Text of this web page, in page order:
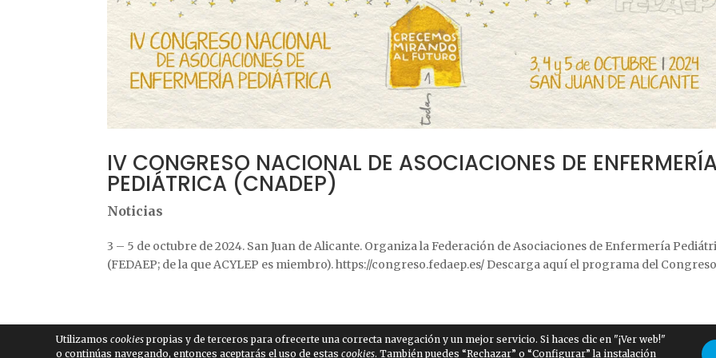
IV CONGRESO NACIONAL DE ASOCIACIONES DE ENFERMERÍA
PEDIÁTRICA (CNADEP)
Noticias
3 – 5 de octubre de 2024. San Juan de Alicante. Organiza la Federación de Asociaciones de Enfermería
(FEDAEP; de la que ACYLEP es miembro). https://congreso.fedaep.es/ Descarga aquí el programa del Congreso
Utilizamos cookies propias y de terceros para ofrecerte una correcta navegación y un mejor servicio. Si haces clic en "¡Ver web!"
o continúas navegando, entonces aceptarás el uso de estas cookies. También puedes “Rechazar” o “Configurar” la instalación